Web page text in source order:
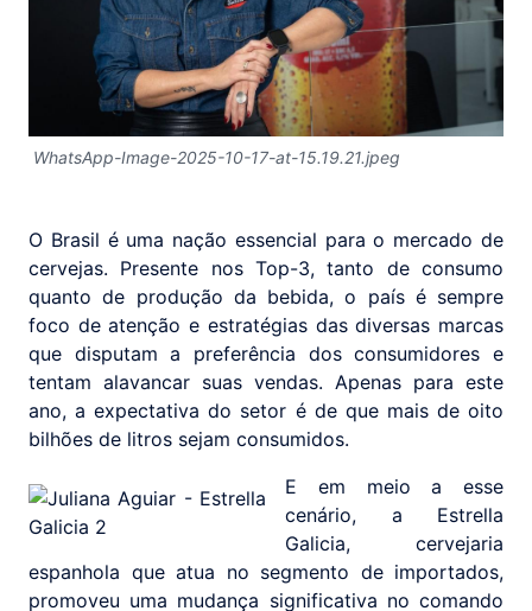
WhatsApp-Image-2025-10-17-at-15.19.21.jpeg
O Brasil é uma nação essencial para o mercado de
cervejas. Presente nos Top-3, tanto de consumo
quanto de produção da bebida, o país é sempre
foco de atenção e estratégias das diversas marcas
que disputam a preferência dos consumidores e
tentam alavancar suas vendas. Apenas para este
ano, a expectativa do setor é de que mais de oito
bilhões de litros sejam consumidos.
E em meio a esse
cenário, a Estrella
Galicia, cervejaria
espanhola que atua no segmento de importados,
promoveu uma mudança significativa no comando